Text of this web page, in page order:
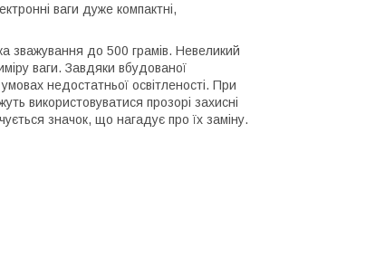
ваги дуже компактні,
зважування до 500 грамів. Невеликий
ваги. Завдяки вбудованої
недостатньої освітленості. При
використовуватися прозорі захисні
значок, що нагадує про їх заміну.